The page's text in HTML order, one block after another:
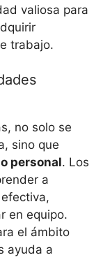
valiosa para
trabajo.
no solo se
sino que
personal. Los
a
en equipo.
el ámbito
ayuda a